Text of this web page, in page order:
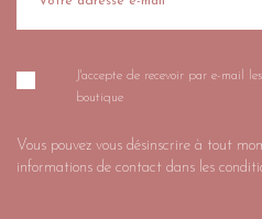
J'accepte de recevoir par e-mail
boutique
Vous pouvez vous désinscrire à tout
informations de contact dans les